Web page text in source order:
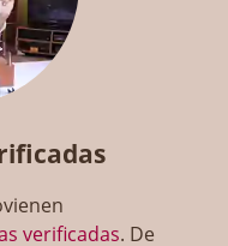
verificadas. De